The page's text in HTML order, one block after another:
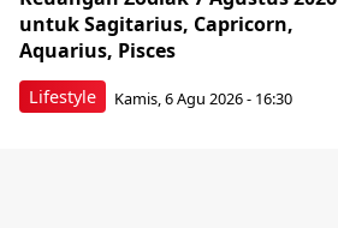
Lifestyle
untuk Sagitarius, Capricorn,
Aquarius, Pisces
Kamis, 6 Agu 2026 - 16:30